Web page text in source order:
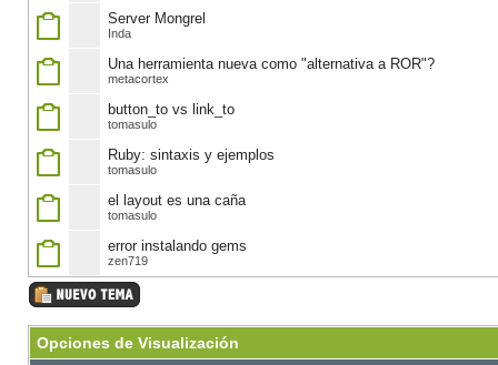
Server Mongrel
Inda
Una herramienta nueva como "alternativa a ROR"?
metacortex
button_to vs link_to
tomasulo
Ruby: sintaxis y ejemplos
tomasulo
el layout es una caña
tomasulo
error instalando gems
zen719
Opciones de Visualización